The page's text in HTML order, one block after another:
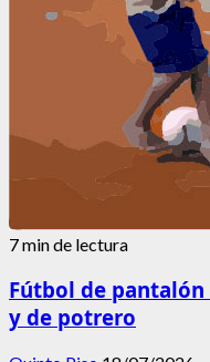
7 min de lectura
Fútbol de
y de potrero